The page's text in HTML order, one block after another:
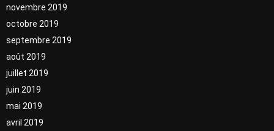
novembre 2019
octobre 2019
septembre 2019
août 2019
juillet 2019
juin 2019
mai 2019
avril 2019